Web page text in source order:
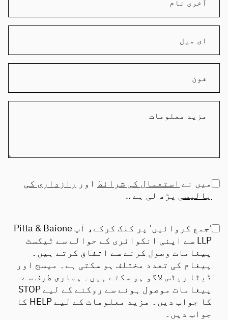
میں نے استعمال کی شرائط اور رازداری کی
پالیسی پڑھ لی ہے ..
'جمع کروائیں' پر کلک کرکے، آپ Pitta & Baione
LLP سے اپنی انکوائری کے حوالے سے ٹیکسٹ
پیغامات وصول کرنے سے اتفاق کرتے ہیں۔
پیغام کی تعدد مختلف ہو سکتی ہے۔ میسج اور
ڈیٹا ریٹس لاگو ہو سکتے ہیں۔ ہماری طرف سے
پیغامات موصول ہونے سے روکنے کے لیے STOP
کا جواب دیں۔ مزید معلومات کے لیے HELP کا
جواب دیں۔